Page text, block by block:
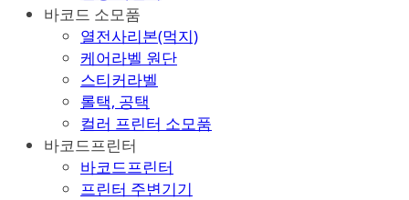
바코드 소모품
열전사리본(먹지)
케어라벨 원단
스티커라벨
롤택, 공택
컬러 프린터 소모품
바코드프린터
바코드프린터
프린터 주변기기